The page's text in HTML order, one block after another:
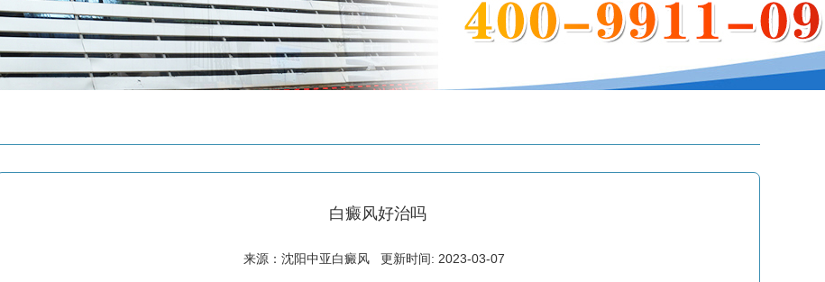
白癜风好治吗
来源：沈阳中亚白癜风 更新时间: 2023-03-07